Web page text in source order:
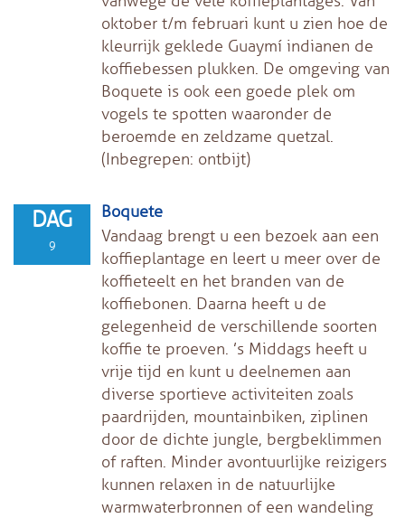
oktober t/m februari kunt u zien hoe de
kleurrijk geklede Guaymí indianen de
koffiebessen plukken. De omgeving van
Boquete is ook een goede plek om
vogels te spotten waaronder de
beroemde en zeldzame quetzal.
(Inbegrepen: ontbijt)
DAG
9
Boquete
Vandaag brengt u een bezoek aan een
koffieplantage en leert u meer over de
koffieteelt en het branden van de
koffiebonen. Daarna heeft u de
gelegenheid de verschillende soorten
koffie te proeven. ’s Middags heeft u
vrije tijd en kunt u deelnemen aan
diverse sportieve activiteiten zoals
paardrijden, mountainbiken, ziplinen
door de dichte jungle, bergbeklimmen
of raften. Minder avontuurlijke reizigers
kunnen relaxen in de natuurlijke
warmwaterbronnen of een wandeling